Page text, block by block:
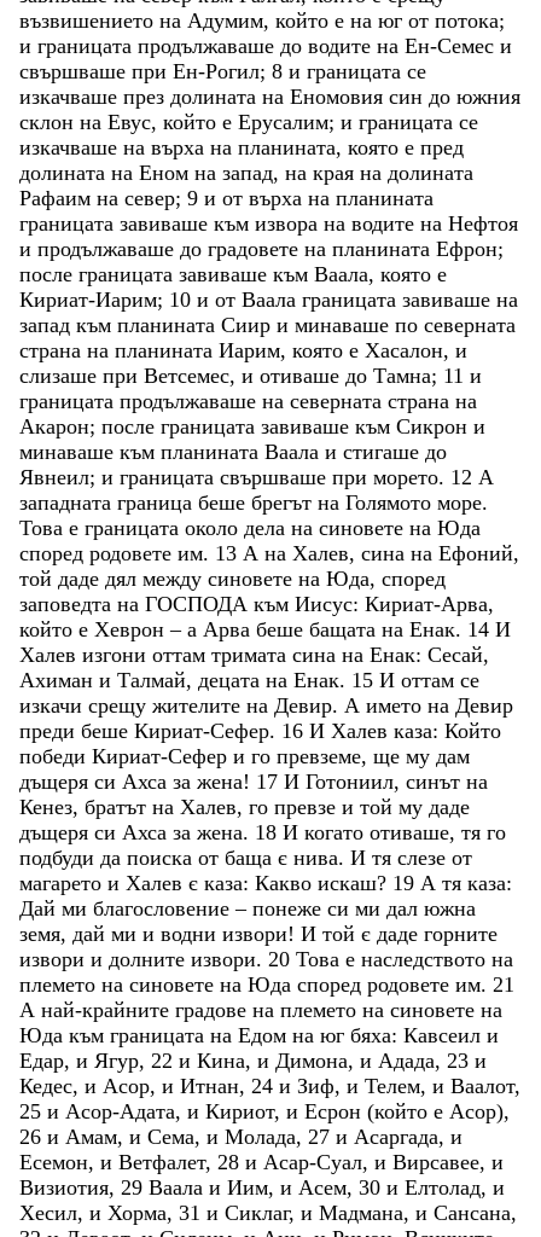
възвишението на Адумим, който е на юг от потока;
и границата продължаваше до водите на Ен-Семес и
свършваше при Ен-Рогил; 8 и границата се
изкачваше през долината на Еномовия син до южния
склон на Евус, който е Ерусалим; и границата се
изкачваше на върха на планината, която е пред
долината на Еном на запад, на края на долината
Рафаим на север; 9 и от върха на планината
границата завиваше към извора на водите на Нефтоя
и продължаваше до градовете на планината Ефрон;
после границата завиваше към Ваала, която е
Кириат-Иарим; 10 и от Ваала границата завиваше на
запад към планината Сиир и минаваше по северната
страна на планината Иарим, която е Хасалон, и
слизаше при Ветсемес, и отиваше до Тамна; 11 и
границата продължаваше на северната страна на
Акарон; после границата завиваше към Сикрон и
минаваше към планината Ваала и стигаше до
Явнеил; и границата свършваше при морето. 12 А
западната граница беше брегът на Голямото море.
Това е границата около дела на синовете на Юда
според родовете им. 13 А на Халев, сина на Ефоний,
той даде дял между синовете на Юда, според
заповедта на ГОСПОДА към Иисус: Кириат-Арва,
който е Хеврон– а Арва беше бащата на Енак. 14 И
Халев изгони оттам тримата сина на Енак: Сесай,
Ахиман и Талмай, децата на Енак. 15 И оттам се
изкачи срещу жителите на Девир. А името на Девир
преди беше Кириат-Сефер. 16 И Халев каза: Който
победи Кириат-Сефер и го превземе, ще му дам
дъщеря си Ахса за жена! 17 И Готониил, синът на
Кенез, братът на Халев, го превзе и той му даде
дъщеря си Ахса за жена. 18 И когато отиваше, тя го
подбуди да поиска от баща є нива. И тя слезе от
магарето и Халев є каза: Какво искаш? 19 А тя каза:
Дай ми благословение– понеже си ми дал южна
земя, дай ми и водни извори! И той є даде горните
извори и долните извори. 20 Това е наследството на
племето на синовете на Юда според родовете им. 21
А най-крайните градове на племето на синовете на
Юда към границата на Едом на юг бяха: Кавсеил и
Едар, и Ягур, 22 и Кина, и Димона, и Адада, 23 и
Кедес, и Асор, и Итнан, 24 и Зиф, и Телем, и Ваалот,
25 и Асор-Адата, и Кириот, и Есрон (който е Асор),
26 и Амам, и Сема, и Молада, 27 и Асаргада, и
Есемон, и Ветфалет, 28 и Асар-Суал, и Вирсавее, и
Визиотия, 29 Ваала и Иим, и Асем, 30 и Елтолад, и
Хесил, и Хорма, 31 и Сиклаг, и Мадмана, и Сансана,